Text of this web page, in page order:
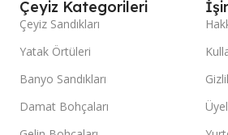
Çeyiz Kategorileri
Çeyiz Sandıkları
Yatak Örtüleri
Banyo Sandıkları
Damat Bohçaları